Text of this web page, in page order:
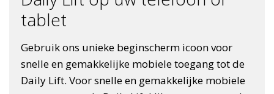
tablet
Gebruik ons unieke beginscherm icoon voor
snelle en gemakkelijke mobiele toegang tot de
Daily Lift. Voor snelle en gemakkelijke mobiele